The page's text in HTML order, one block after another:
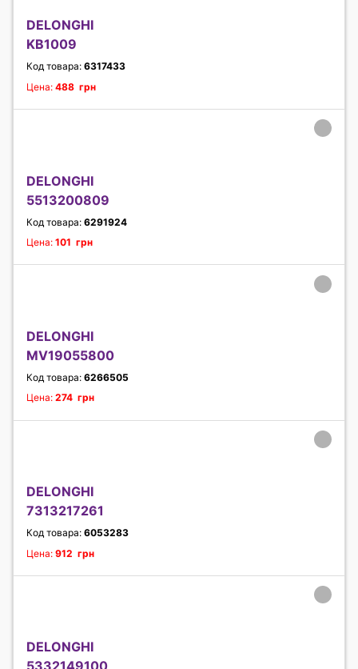
DELONGHI
KB1009
Код товара: 6317433
Цена: 488 грн
DELONGHI
5513200809
Код товара: 6291924
Цена: 101 грн
DELONGHI
MV19055800
Код товара: 6266505
Цена: 274 грн
DELONGHI
7313217261
Код товара: 6053283
Цена: 912 грн
DELONGHI